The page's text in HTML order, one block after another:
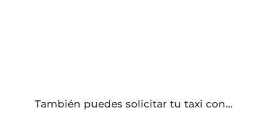
También puedes solicitar tu taxi con…